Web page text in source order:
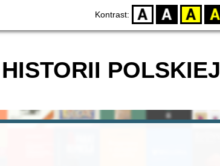
Kontrast: D BW YB BY
POLSKIEJ